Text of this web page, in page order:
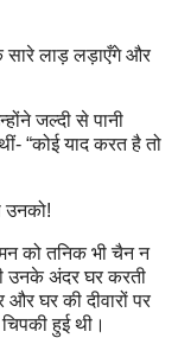
सारे लाड़ लड़ाएँगे और
जल्दी से पानी
“कोई याद करत है तो
उनको!
को तनिक भी चैन न
उनके अंदर घर करती
घर की दीवारों पर
हुई थी।